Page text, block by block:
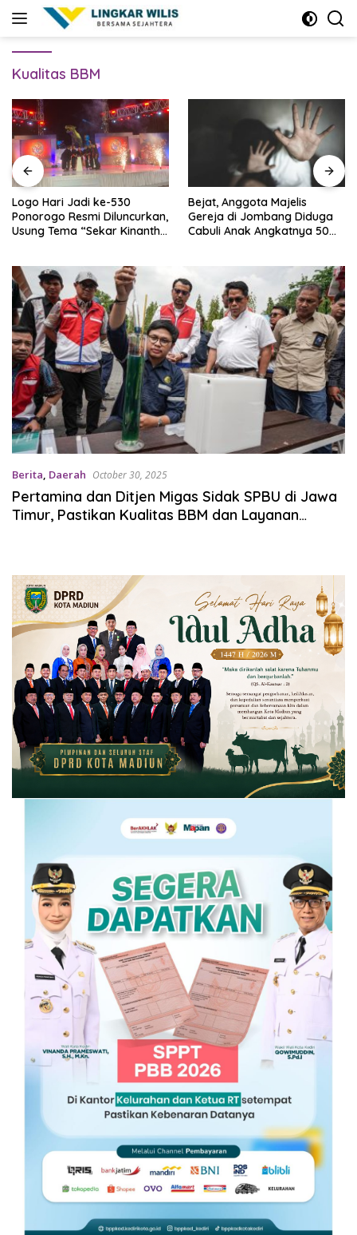
Kualitas BBM
Logo Hari Jadi ke-530
Ponorogo Resmi Diluncurkan,
Usung Tema “Sekar Kinanthi,
Bejat, Anggota Majelis
Gereja di Jombang Diduga
Cabuli Anak Angkatnya 50
Berita, Daerah October 30, 2025
Pertamina dan Ditjen Migas Sidak SPBU di Jawa
Timur, Pastikan Kualitas BBM dan Layanan